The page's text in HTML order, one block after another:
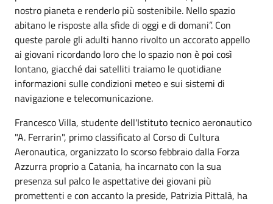
nostro pianeta e renderlo più sostenibile. Nello spazio
abitano le risposte alla sfide di oggi e di domani”. Con
queste parole gli adulti hanno rivolto un accorato appello
ai giovani ricordando loro che lo spazio non è poi così
lontano, giacché dai satelliti traiamo le quotidiane
informazioni sulle condizioni meteo e sui sistemi di
navigazione e telecomunicazione.
Francesco Villa, studente dell'Istituto tecnico aeronautico
"A. Ferrarin", primo classificato al Corso di Cultura
Aeronautica, organizzato lo scorso febbraio dalla Forza
Azzurra proprio a Catania, ha incarnato con la sua
presenza sul palco le aspettative dei giovani più
promettenti e con accanto la preside, Patrizia Pittalà, ha